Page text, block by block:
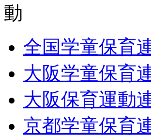
全国学童保育
大阪学童保育
大阪保育運動
京都学童保育